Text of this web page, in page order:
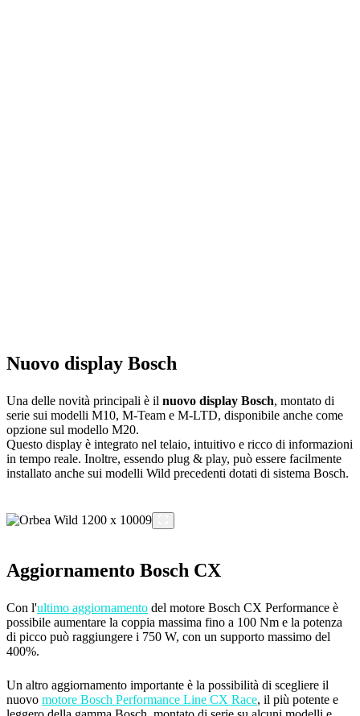
Nuovo display Bosch
Una delle novità principali è il nuovo display Bosch, montato di
serie sui modelli M10, M-Team e M-LTD, disponibile anche come
opzione sul modello M20.
Questo display è integrato nel telaio, intuitivo e ricco di informazioni
in tempo reale. Inoltre, essendo plug & play, può essere facilmente
installato anche sui modelli Wild precedenti dotati di sistema Bosch.
Aggiornamento Bosch CX
Con l'ultimo aggiornamento del motore Bosch CX Performance è
possibile aumentare la coppia massima fino a 100 Nm e la potenza
di picco può raggiungere i 750 W, con un supporto massimo del
400%.
Un altro aggiornamento importante è la possibilità di scegliere il
nuovo motore Bosch Performance Line CX Race, il più potente e